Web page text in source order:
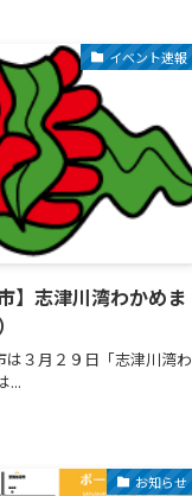
イベント速報
】志津川湾わかめま
３月２９日「志津川湾わ
...
お知らせ